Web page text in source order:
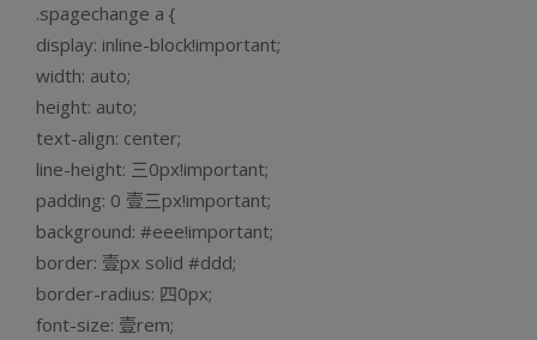
.spagechange a {
display: inline-block!important;
width: auto;
height: auto;
text-align: center;
line-height: 三0px!important;
padding: 0 壹三px!important;
background: #eee!important;
border: 壹px solid #ddd;
border-radius: 四0px;
font-size: 壹rem;